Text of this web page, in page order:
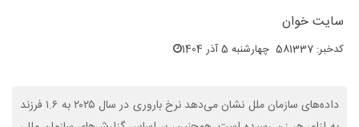
سایت خوان
کدخبر: 581337 چهارشنبه 5 آذر 1404
داده‌های سازمان ملل نشان می‌دهد نرخ باروری در سال ۲۰۲۵ به ۱.۶ فرزند